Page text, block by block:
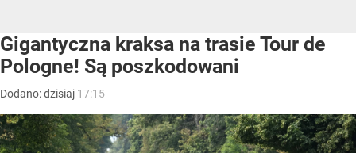
Gigantyczna kraksa na trasie Tour de
Pologne! Są poszkodowani
Dodano:dzisiaj 17:15